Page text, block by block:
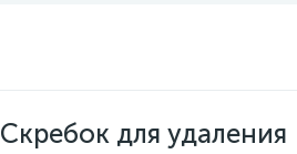
Скребок для удаления